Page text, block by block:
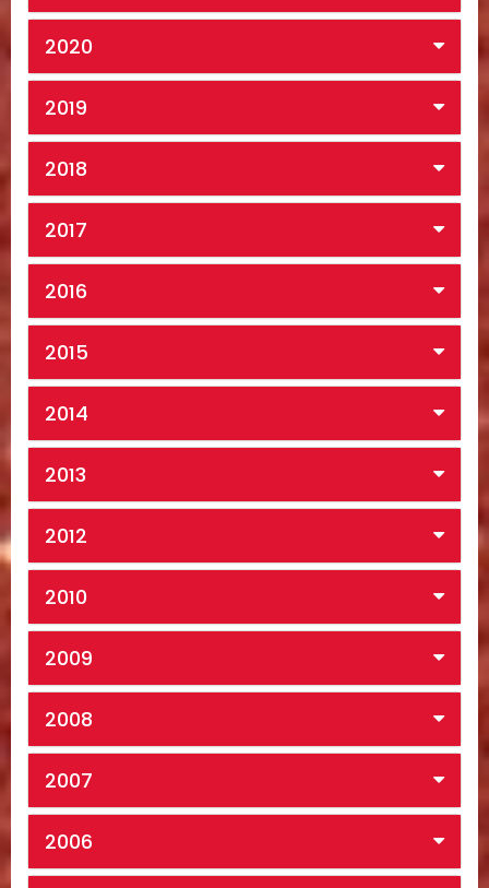
2020
2019
2018
2017
2016
2015
2014
2013
2012
2010
2009
2008
2007
2006